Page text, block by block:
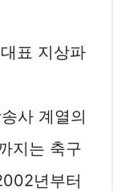
표 지상파
사 계열의
지는 축구
년부터